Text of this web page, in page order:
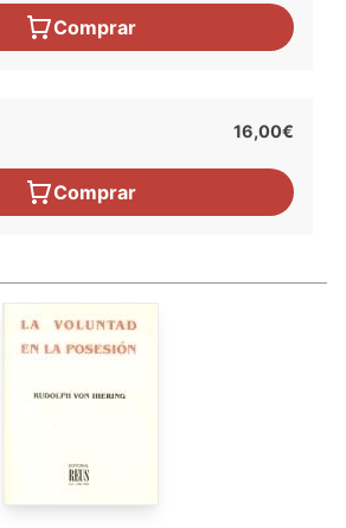
Comprar
16,00€
Comprar